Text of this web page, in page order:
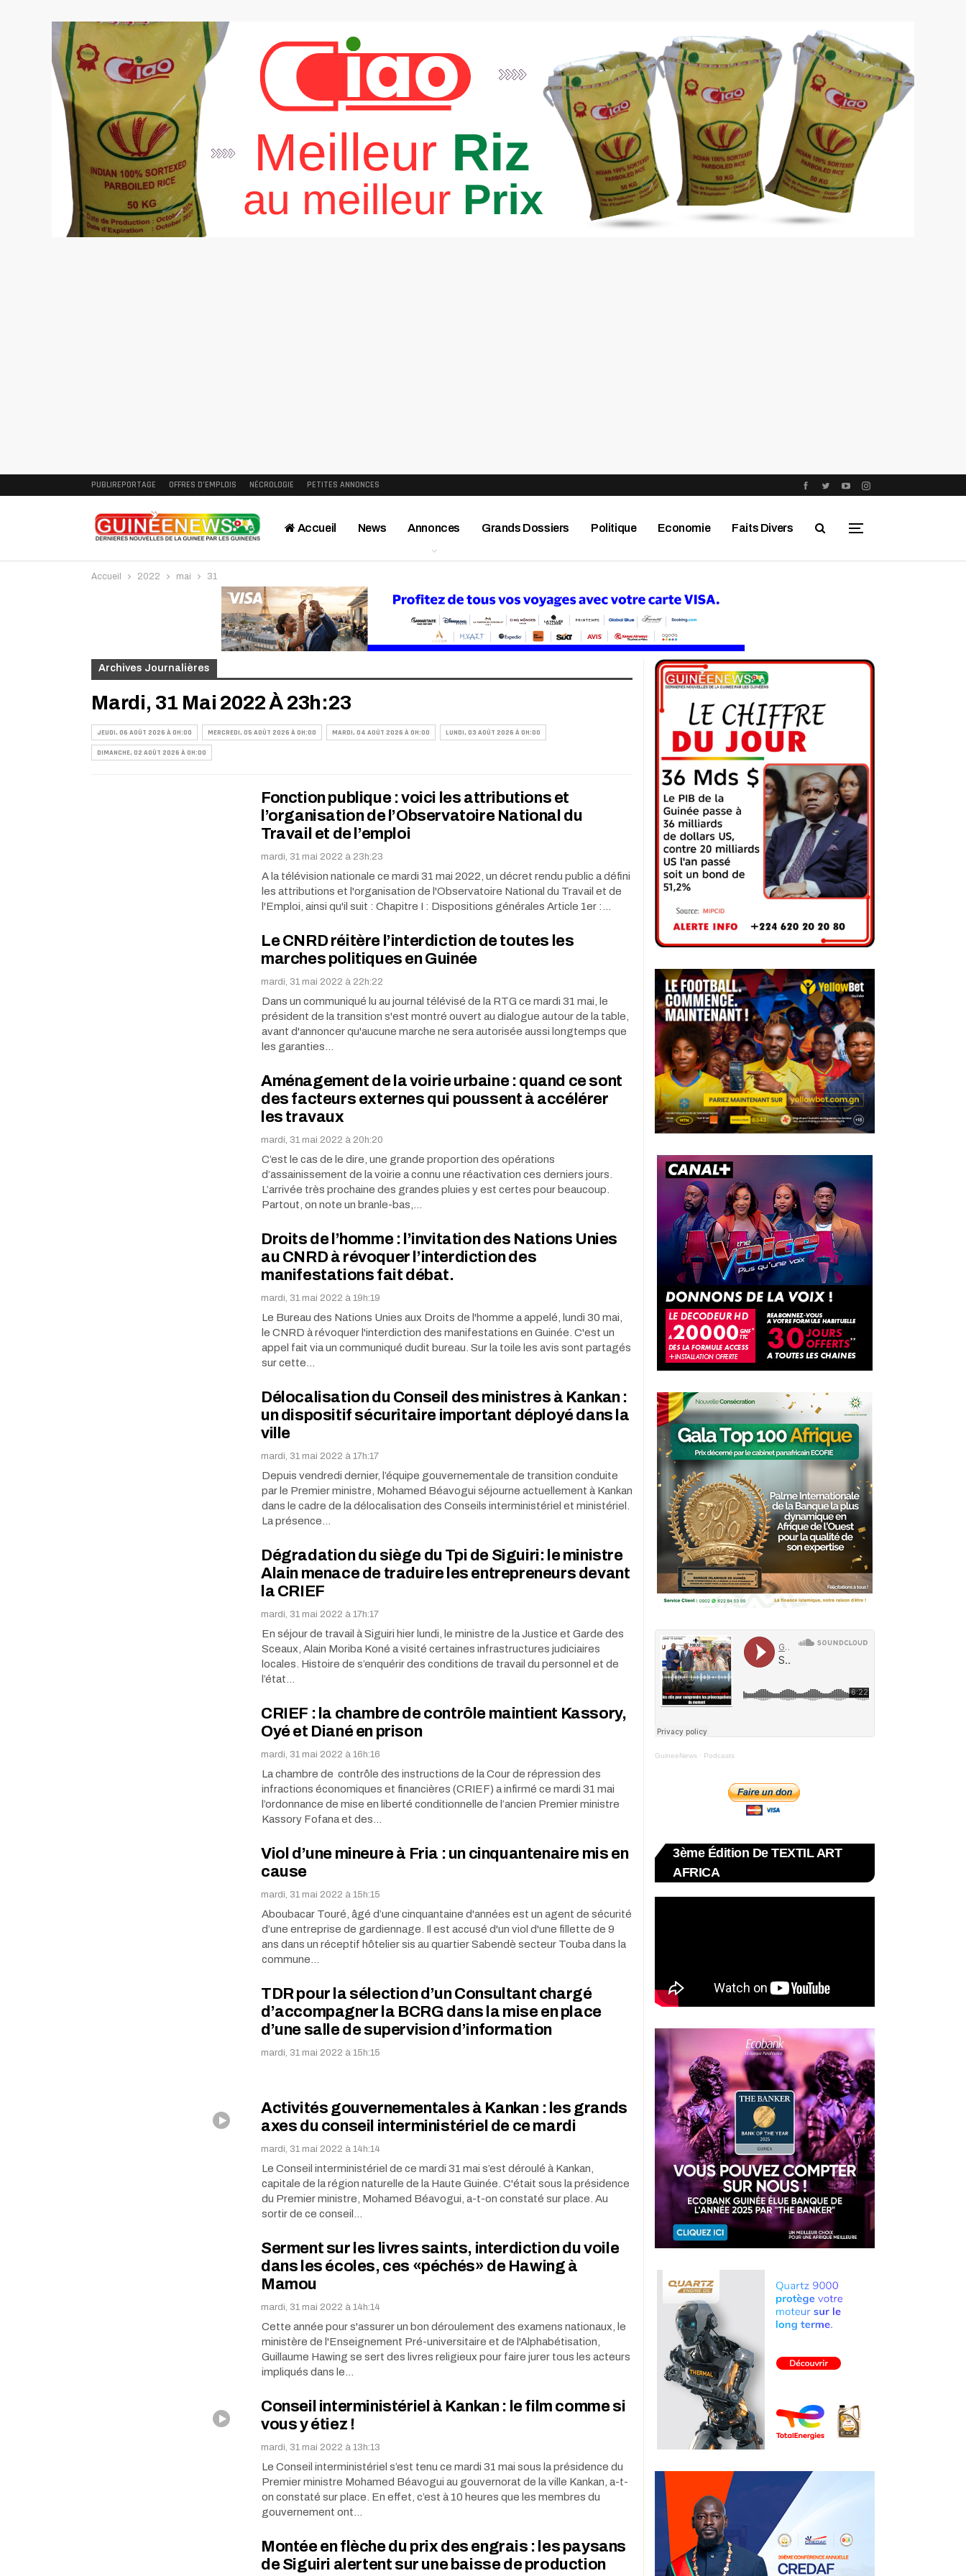
PUBLIREPORTAGE OFFRES D’EMPLOIS NÉCROLOGIE PETITES ANNONCES
Accueil News Annonces Grands Dossiers Politique Economie Faits Divers
Interviews Publireportage Région
Accueil 2022 mai 31
Archives Journalières
Mardi, 31 Mai 2022 À 23h:23
JEUDI, 06 AOÛT 2026 À 0H:00 MERCREDI, 05 AOÛT 2026 À 0H:00 MARDI, 04 AOÛT 2026 À 0H:00 LUNDI, 03 AOÛT 2026 À 0H:00
DIMANCHE, 02 AOÛT 2026 À 0H:00
Fonction publique : voici les attributions et
l’organisation de l’Observatoire National du
Travail et de l’emploi
mardi, 31 mai 2022 à 23h:23
A la télévision nationale ce mardi 31 mai 2022, un décret rendu public a défini
les attributions et l'organisation de l'Observatoire National du Travail et de
l'Emploi, ainsi qu'il suit : Chapitre I : Dispositions générales Article 1er :…
Le CNRD réitère l’interdiction de toutes les
marches politiques en Guinée
mardi, 31 mai 2022 à 22h:22
Dans un communiqué lu au journal télévisé de la RTG ce mardi 31 mai, le
président de la transition s'est montré ouvert au dialogue autour de la table,
avant d'annoncer qu'aucune marche ne sera autorisée aussi longtemps que
les garanties…
Aménagement de la voirie urbaine : quand ce sont
des facteurs externes qui poussent à accélérer
les travaux
mardi, 31 mai 2022 à 20h:20
C’est le cas de le dire, une grande proportion des opérations
d’assainissement de la voirie a connu une réactivation ces derniers jours.
L’arrivée très prochaine des grandes pluies y est certes pour beaucoup.
Partout, on note un branle-bas,…
Droits de l’homme : l’invitation des Nations Unies
au CNRD à révoquer l’interdiction des
manifestations fait débat.
mardi, 31 mai 2022 à 19h:19
Le Bureau des Nations Unies aux Droits de l'homme a appelé, lundi 30 mai,
le CNRD à révoquer l'interdiction des manifestations en Guinée. C'est un
appel fait via un communiqué dudit bureau. Sur la toile les avis sont partagés
sur cette…
Délocalisation du Conseil des ministres à Kankan :
un dispositif sécuritaire important déployé dans la
ville
mardi, 31 mai 2022 à 17h:17
Depuis vendredi dernier, l’équipe gouvernementale de transition conduite
par le Premier ministre, Mohamed Béavogui séjourne actuellement à Kankan
dans le cadre de la délocalisation des Conseils interministériel et ministériel.
La présence…
Dégradation du siège du Tpi de Siguiri: le ministre
Alain menace de traduire les entrepreneurs devant
la CRIEF
mardi, 31 mai 2022 à 17h:17
En séjour de travail à Siguiri hier lundi, le ministre de la Justice et Garde des
Sceaux, Alain Moriba Koné a visité certaines infrastructures judiciaires
locales. Histoire de s’enquérir des conditions de travail du personnel et de
l’état…
CRIEF : la chambre de contrôle maintient Kassory,
Oyé et Diané en prison
mardi, 31 mai 2022 à 16h:16
La chambre de contrôle des instructions de la Cour de répression des
infractions économiques et financières (CRIEF) a infirmé ce mardi 31 mai
l’ordonnance de mise en liberté conditionnelle de l’ancien Premier ministre
Kassory Fofana et des…
Viol d’une mineure à Fria : un cinquantenaire mis en
cause
mardi, 31 mai 2022 à 15h:15
Aboubacar Touré, âgé d’une cinquantaine d'années est un agent de sécurité
d’une entreprise de gardiennage. Il est accusé d'un viol d'une fillette de 9
ans dans un réceptif hôtelier sis au quartier Sabendè secteur Touba dans la
commune…
TDR pour la sélection d’un Consultant chargé
d’accompagner la BCRG dans la mise en place
d’une salle de supervision d’information
mardi, 31 mai 2022 à 15h:15
Activités gouvernementales à Kankan : les grands
axes du conseil interministériel de ce mardi
mardi, 31 mai 2022 à 14h:14
Le Conseil interministériel de ce mardi 31 mai s’est déroulé à Kankan,
capitale de la région naturelle de la Haute Guinée. C'était sous la présidence
du Premier ministre, Mohamed Béavogui, a-t-on constaté sur place. Au
sortir de ce conseil…
Serment sur les livres saints, interdiction du voile
dans les écoles, ces «péchés» de Hawing à
Mamou
mardi, 31 mai 2022 à 14h:14
Cette année pour s'assurer un bon déroulement des examens nationaux, le
ministère de l'Enseignement Pré-universitaire et de l'Alphabétisation,
Guillaume Hawing se sert des livres religieux pour faire jurer tous les acteurs
impliqués dans le…
Conseil interministériel à Kankan : le film comme si
vous y étiez !
mardi, 31 mai 2022 à 13h:13
Le Conseil interministériel s’est tenu ce mardi 31 mai sous la présidence du
Premier ministre Mohamed Béavogui au gouvernorat de la ville Kankan, a-t-
on constaté sur place. En effet, c’est à 10 heures que les membres du
gouvernement ont…
Montée en flèche du prix des engrais : les paysans
de Siguiri alertent sur une baisse de production
GuineeNews · Podcasts
3ème Édition De TEXTIL ART
AFRICA